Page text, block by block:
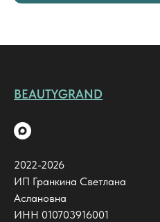
BEAUTYGRAND
2022-2026
ИП Гранкина Светлана
Аслановна
ИНН 010703916001